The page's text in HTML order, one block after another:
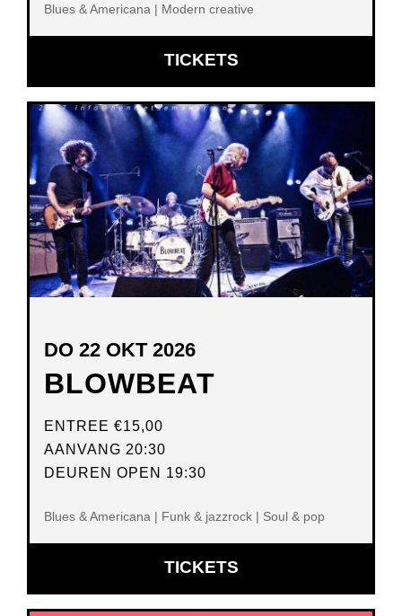
Blues & Americana | Modern creative
TICKETSOPENT
IN
NIEUW
VENSTER
BLOWBEAT
DO 22 OKT 2026
ENTREE €15,00
AANVANG 20:30
DEUREN OPEN 19:30
Blues & Americana | Funk & jazzrock | Soul & pop
TICKETSOPENT
IN